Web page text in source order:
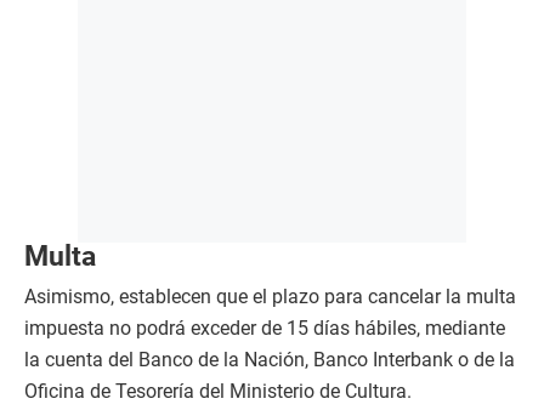
Multa
Asimismo, establecen que el plazo para cancelar la multa
impuesta no podrá exceder de 15 días hábiles, mediante
la cuenta del Banco de la Nación, Banco Interbank o de la
Oficina de Tesorería del Ministerio de Cultura.